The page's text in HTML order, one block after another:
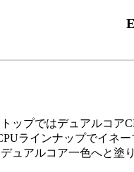
プではデュアルコア
CPUラインナップでイ
ュアルコア一色へと塗